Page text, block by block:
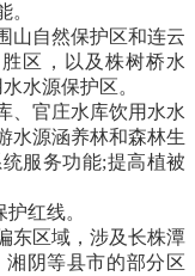
。
自然保护区和连云
区，以及株树桥水
水源保护区。
官庄水库饮用水水
水源涵养林和森林生
服务功能;提高植被
红线。
区域，涉及长株潭
阴等县市的部分区